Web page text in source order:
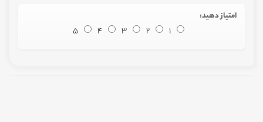
امتیاز دهید:
1
2
3
4
5